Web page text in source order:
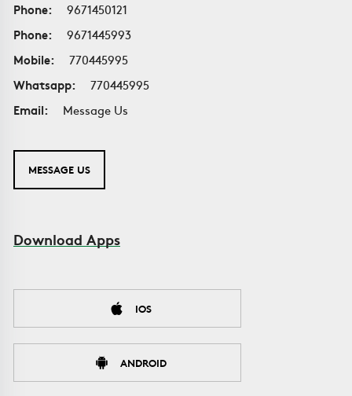
Phone:
9671450121
Phone:
9671445993
Mobile:
770445995
Whatsapp:
770445995
Email:
Message Us
MESSAGE US
Download Apps
IOS
ANDROID